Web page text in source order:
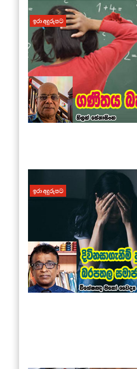
ඉරා අදුරුපට
ඉරා අදුරුපට